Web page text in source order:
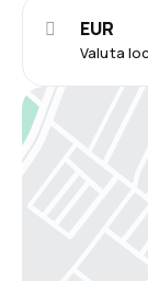
Valuta
EUR